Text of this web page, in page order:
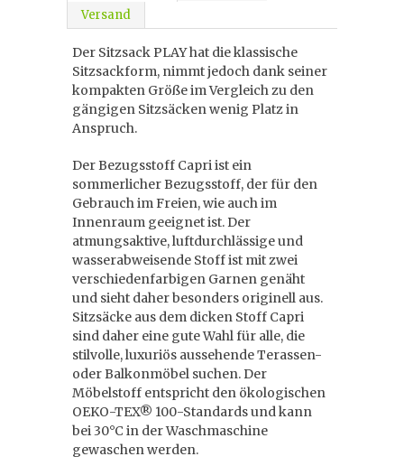
Versand
Der Sitzsack PLAY hat die klassische
Sitzsackform, nimmt jedoch dank seiner
kompakten Größe im Vergleich zu den
gängigen Sitzsäcken wenig Platz in
Anspruch.
Der Bezugsstoff Capri ist ein
sommerlicher Bezugsstoff, der für den
Gebrauch im Freien, wie auch im
Innenraum geeignet ist. Der
atmungsaktive, luftdurchlässige und
wasserabweisende Stoff ist mit zwei
verschiedenfarbigen Garnen genäht
und sieht daher besonders originell aus.
Sitzsäcke aus dem dicken Stoff Capri
sind daher eine gute Wahl für alle, die
stilvolle, luxuriös aussehende Terassen-
oder Balkonmöbel suchen. Der
Möbelstoff entspricht den ökologischen
OEKO-TEX® 100-Standards und kann
bei 30°C in der Waschmaschine
gewaschen werden.